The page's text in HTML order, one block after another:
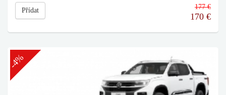
Přídat 177 €
170 €
-4%